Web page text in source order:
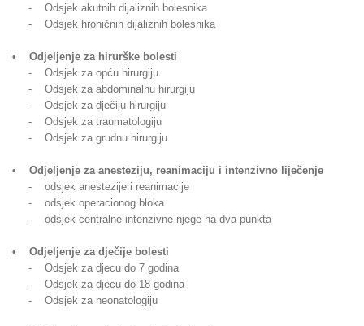
- Odsjek akutnih dijaliznih bolesnika
- Odsjek hroničnih dijaliznih bolesnika
• Odjeljenje za hirurške bolesti
- Odsjek za opću hirurgiju
- Odsjek za abdominalnu hirurgiju
- Odsjek za dječiju hirurgiju
- Odsjek za traumatologiju
- Odsjek za grudnu hirurgiju
• Odjeljenje za anesteziju, reanimaciju i intenzivno liječenje
- odsjek anestezije i reanimacije
- odsjek operacionog bloka
- odsjek centralne intenzivne njege na dva punkta
• Odjeljenje za dječije bolesti
- Odsjek za djecu do 7 godina
- Odsjek za djecu do 18 godina
- Odsjek za neonatologiju